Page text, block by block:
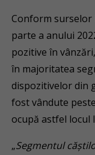
Conform surselor
parte a anului
pozitive în
în majoritatea
dispozitivelor din
fost vândute
ocupă astfel locul
„Segmentul